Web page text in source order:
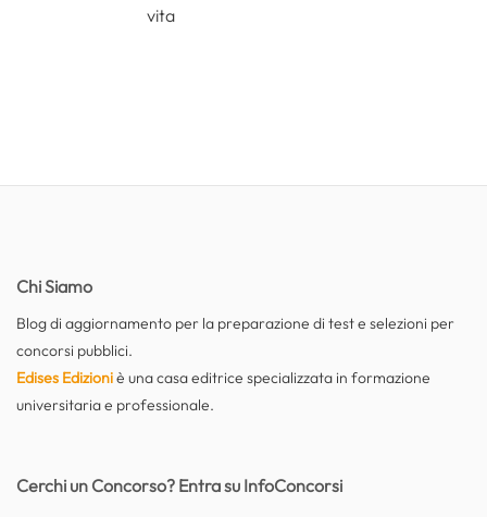
vita
Chi Siamo
Blog di aggiornamento per la preparazione di test e selezioni per
concorsi pubblici.
Edises Edizioniè una casa editrice specializzata in formazione
universitaria e professionale.
Cerchi un Concorso? Entra su InfoConcorsi